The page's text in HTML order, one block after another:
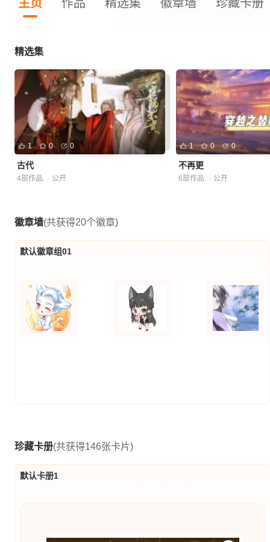
主页 作品 精选集 徽章墙 珍藏卡册
精选集
1 0 0
古代
4部作品. · 公开
1 0 0
不再更
6部作品. · 公开
徽章墙(共获得20个徽章)
默认徽章组01
珍藏卡册(共获得146张卡片)
默认卡册1